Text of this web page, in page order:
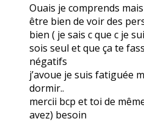
Ouais je comprends
être bien de voir des
bien ( je sais c que c je
sois seul et que ça te
négatifs
j’avoue je suis fatiguée
dormir..
mercii bcp et toi de
avez) besoin